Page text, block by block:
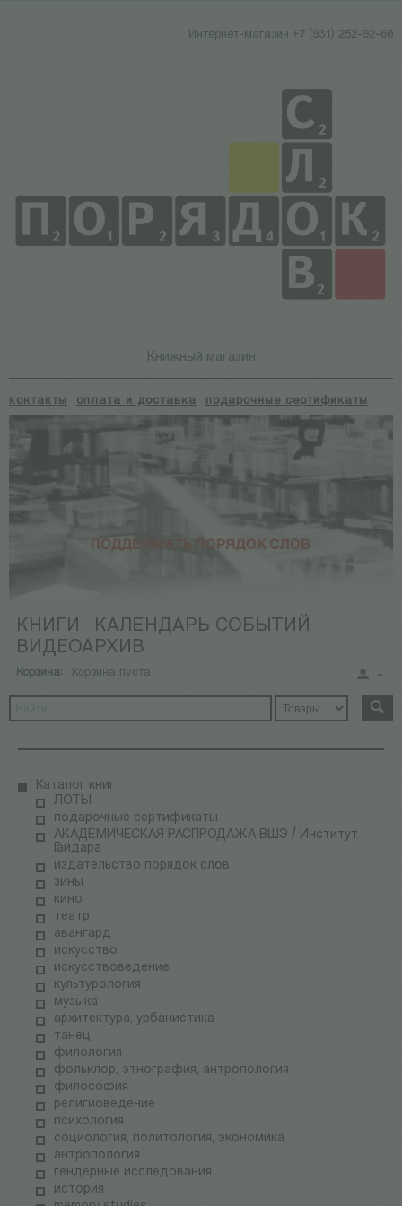
Интернет-магазин +7 (931) 252-92-60
Книжный магазин
контакты оплата и доставка подарочные сертификаты
КНИГИ
КАЛЕНДАРЬ СОБЫТИЙ
ВИДЕОАРХИВ
Корзина: Корзина пуста
Каталог книг
ЛОТЫ
подарочные сертификаты
АКАДЕМИЧЕСКАЯ РАСПРОДАЖА ВШЭ / Институт
Гайдара
издательство порядок слов
зины
кино
театр
авангард
искусство
искусствоведение
культурология
музыка
архитектура, урбанистика
танец
филология
фольклор, этнография, антропология
философия
религиоведение
психология
социология, политология, экономика
антропология
гендерные исследования
история